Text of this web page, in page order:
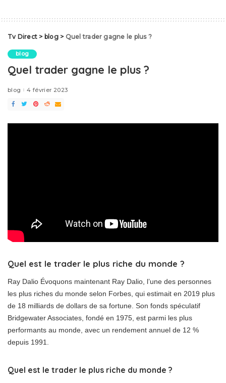
Tv Direct > blog> Quel trader gagne le plus ?
blog
Quel trader gagne le plus ?
blog 4 février 2023
Quel est le trader le plus riche du monde ?
Ray Dalio Évoquons maintenant Ray Dalio, l’une des personnes
les plus riches du monde selon Forbes, qui estimait en 2019 plus
de 18 milliards de dollars de sa fortune. Son fonds spéculatif
Bridgewater Associates, fondé en 1975, est parmi les plus
performants au monde, avec un rendement annuel de 12 %
depuis 1991.
Quel est le trader le plus riche du monde ?